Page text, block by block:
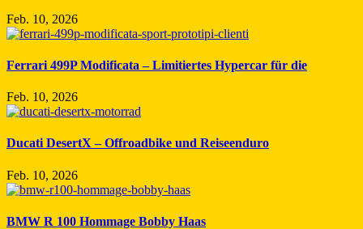
Feb. 10, 2026
Ferrari 499P Modificata – Limitiertes Hypercar für die
Feb. 10, 2026
Ducati DesertX – Offroadbike und Reiseenduro
Feb. 10, 2026
BMW R 100 Hommage Bobby Haas